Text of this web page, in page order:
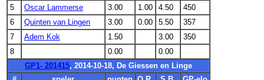
5
Oscar Lammerse 3.00 1.00 4.50
450
6
Quinten van Lingen 3.00 0.00 5.50
357
7
Adem Kok 1.50 3.00
350
8
0.00
0.00
GP1- 201415, 2014-10-18, De Giessen en Linge